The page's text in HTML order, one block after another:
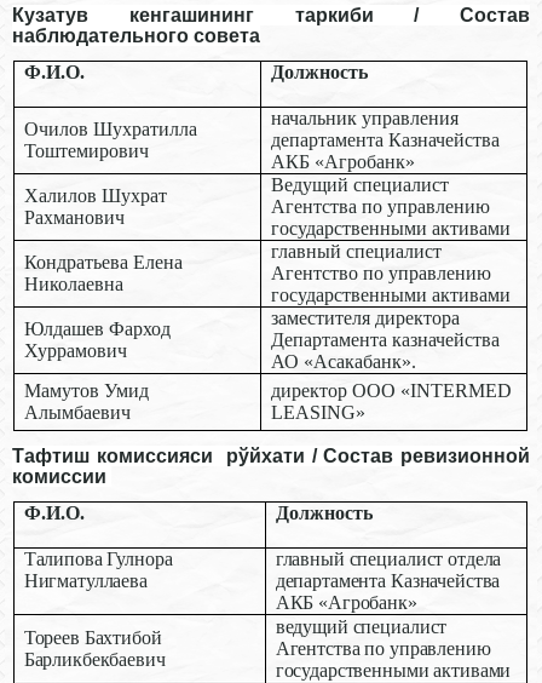
Кузатув кенгашининг таркиби / Состав
наблюдательного совета
Ф.И.О.
Должность
Очилов Шухратилла
Тоштемирович
начальник управления
департамента Казначейства
АКБ «Агробанк»
Халилов Шухрат
Рахманович
Ведущий специалист
Агентства по управлению
государственными активами
Кондратьева Елена
Николаевна
главный специалист
Агентство по управлению
государственными активами
Юлдашев Фарход
Хуррамович
заместителя директора
Департамента казначейства
АО «Асакабанк».
Мамутов Умид
Алымбаевич
директор ООО «INTERMED
LEASING»
Тафтиш комиссияси рўйхати / Состав ревизионной
комиссии
Ф.И.О.
Должность
Талипова Гулнора
Нигматуллаева
главный специалист отдела
департамента Казначейства
АКБ «Агробанк»
Тореев Бахтибой
Барликбекбаевич
ведущий специалист
Агентства по управлению
государственными активами